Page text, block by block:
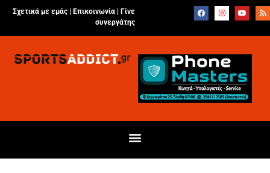
Σχετικά με εμάς | Επικοινωνία
Γίνε
συνεργάτης